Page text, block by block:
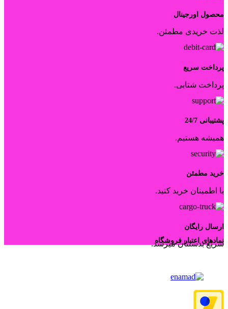
محصول اورجینال
لذت خریدی مطمئن.
پرداخت سریع
پرداخت شتابی.
پشتیبانی 24/7
همیشه هستیم.
خرید مطمئن
با اطمینان خرید کنید.
ارسال رایگان
سریع بدستتان میرسد.
نمادهای اعتبار فروشگاه